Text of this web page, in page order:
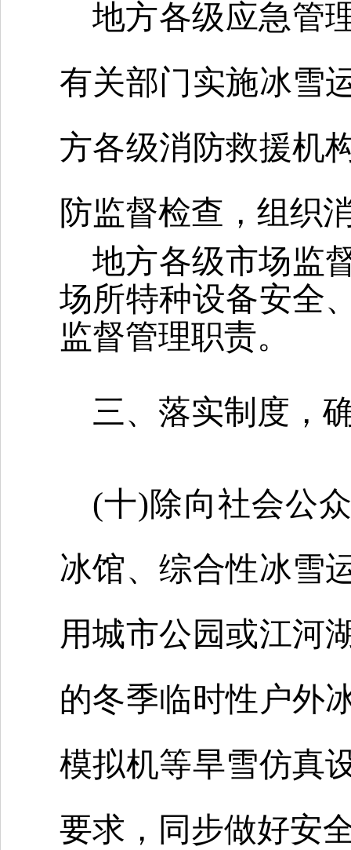
地方各级应急管
有关部门实施冰雪
方各级消防救援机
防监督检查，组织
地方各级市场监
场所特种设备安全
监督管理职责。
三、落实制度，
(十)除向社会公
冰馆、综合性冰雪
用城市公园或江河
的冬季临时性户外
模拟机等旱雪仿真
要求，同步做好安